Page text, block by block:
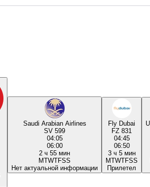
Saudi Arabian Airlines
SV 599
04:05
06:00
2 ч 55 мин
MTWTFSS
Нет актуальной информации
Fly Dubai
FZ 831
04:45
06:50
3 ч 5 мин
MTWTFSS
Прилетел